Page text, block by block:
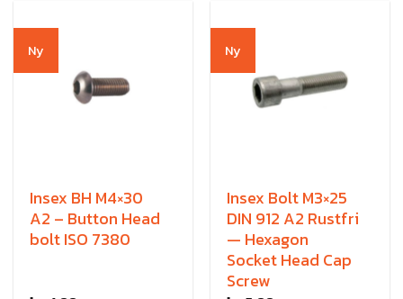
Ny
Insex BH M4×30
A2 – Button Head
bolt ISO 7380
Ny
Insex Bolt M3×25
DIN 912 A2 Rustfri
— Hexagon
Socket Head Cap
Screw